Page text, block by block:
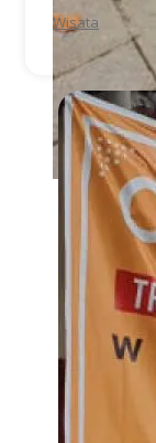
Wisata